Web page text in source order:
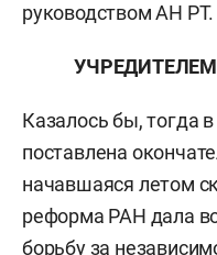
руководством АН РТ.
Казалось бы, тогда
поставлена
начавшаяся летом
реформа РАН дала
борьбу за